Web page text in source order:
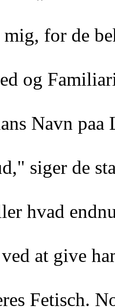
for de
og
Navn paa
siger de
hvad
at give
Fetisch.